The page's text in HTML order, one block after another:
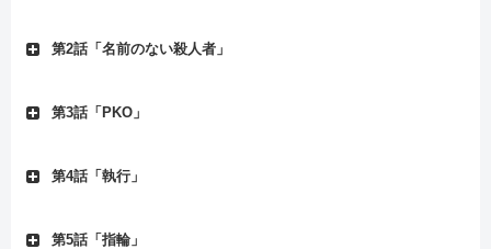
第2話「名前のない殺人者」
第3話「PKO」
第4話「執行」
第5話「指輪」